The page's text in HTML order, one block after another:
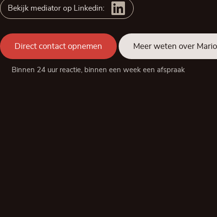
Bekijk mediator op Linkedin:
Direct contact opnemen Meer weten over
Binnen 24 uur reactie, binnen een week een afspraak